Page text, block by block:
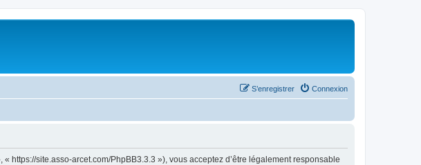
Connexion
S’enregistrer
https://site.asso-arcet.com/PhpBB3.3.3 »), vous acceptez d’être légalement responsable